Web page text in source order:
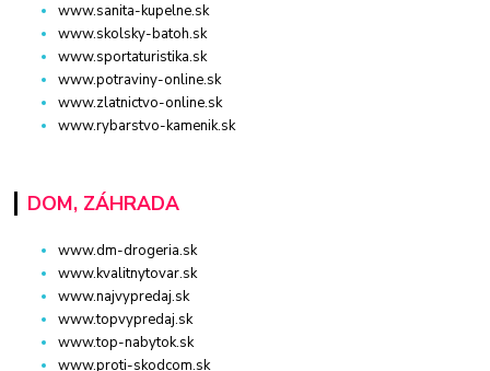
www.sanita-kupelne.sk
www.skolsky-batoh.sk
www.sportaturistika.sk
www.potraviny-online.sk
www.zlatnictvo-online.sk
www.rybarstvo-kamenik.sk
DOM, ZÁHRADA
www.dm-drogeria.sk
www.kvalitnytovar.sk
www.najvypredaj.sk
www.topvypredaj.sk
www.top-nabytok.sk
www.proti-skodcom.sk